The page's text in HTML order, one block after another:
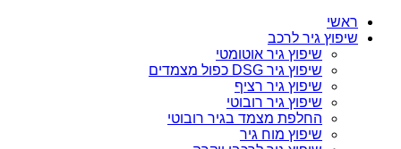
ראשי
שיפוץ גיר לרכב
שיפוץ גיר אוטומטי
שיפוץ גיר DSG כפול מצמדים
שיפוץ גיר רציף
שיפוץ גיר רובוטי
החלפת מצמד בגיר רובוטי
שיפוץ מוח גיר